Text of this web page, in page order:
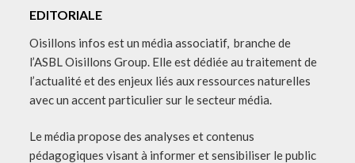
EDITORIALE
Oisillons infos est un média associatif, branche de
l’ASBL Oisillons Group. Elle est dédiée au traitement de
l’actualité et des enjeux liés aux ressources naturelles
avec un accent particulier sur le secteur média.
Le média propose des analyses et contenus
pédagogiques visant à informer et sensibiliser le public